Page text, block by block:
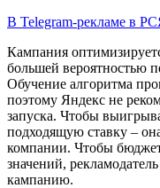
В Telegram-рекламе в
Кампания
большей вероятностью
Обучение алгоритма
поэтому Яндекс не
запуска. Чтобы
подходящую ставку –
компании. Чтобы
значений,
кампанию.